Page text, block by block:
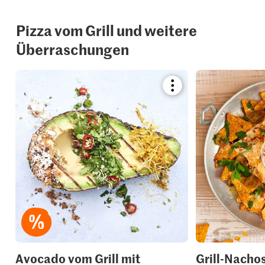
Pizza vom Grill und weitere
Überraschungen
Bookmark
recipe
to
your
collections.
Avocado vom Grill mit
Grill-